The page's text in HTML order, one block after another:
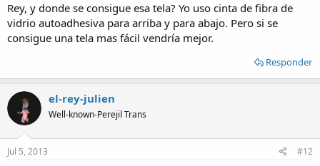
Rey, y donde se consigue esa tela? Yo uso cinta de fibra de
vidrio autoadhesiva para arriba y para abajo. Pero si se
consigue una tela mas fácil vendría mejor.
Responder
el-rey-julien
Well-known-Perejil Trans
Jul 5, 2013 #12